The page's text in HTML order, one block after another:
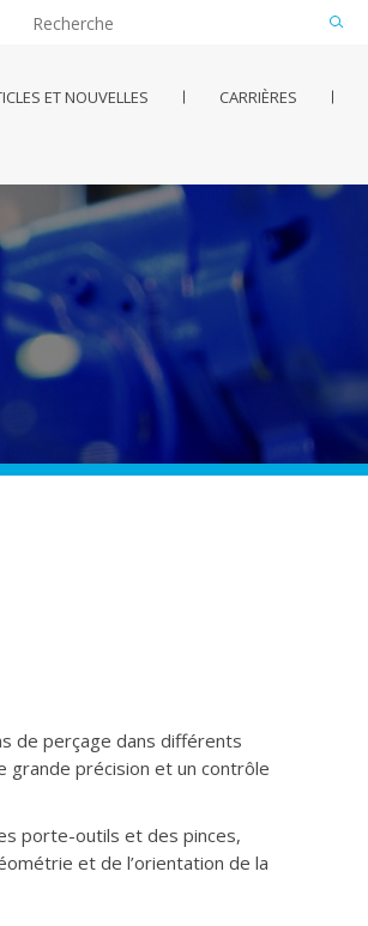
ET NOUVELLES CARRIÈRES
de perçage dans différents
grande précision et un contrôle
porte-outils et des pinces,
et de l’orientation de la